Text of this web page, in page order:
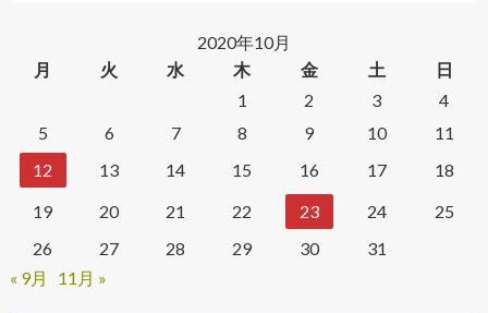
2020年10月
月
火 水 木 金 土
日
1
2 3
4
5
6 7 8 9 10
11
12
13 14 15 16 17
18
19
20 21 22 23 24
25
26
27 28 29 30
31
« 9月
11月 »